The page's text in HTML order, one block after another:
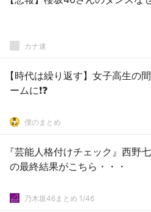
カナ速
【時代は繰り返す】女子高生の
ームに❗❓
僕のまとめ
『芸能人格付けチェック』西野
の最終結果がこちら・・・
乃木坂46まとめ 1/46